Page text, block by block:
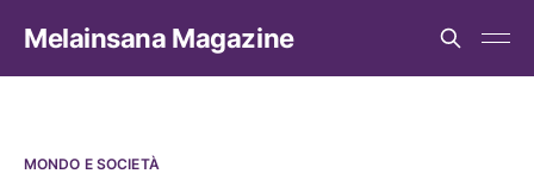
Melainsana Magazine
MONDO E SOCIETÀ